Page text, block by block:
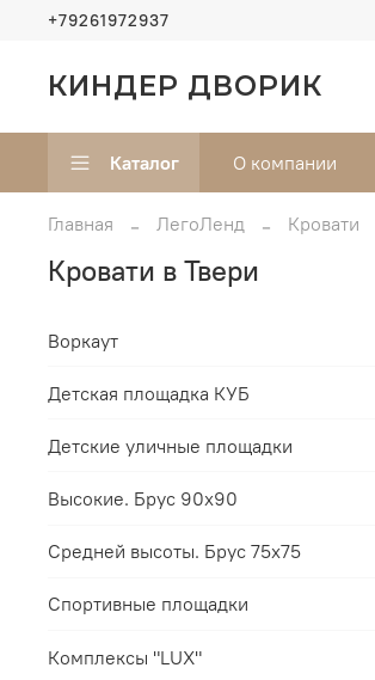
+79261972937
КИНДЕР ДВОРИК
Каталог О компании
Главная ЛегоЛенд Кровати
Кровати в Твери
Воркаут
Детская площадка КУБ
Детские уличные площадки
Высокие. Брус 90х90
Средней высоты. Брус 75х75
Спортивные площадки
Комплексы "LUX"